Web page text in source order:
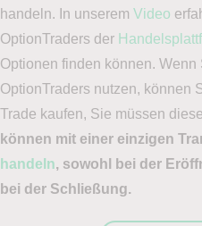
handeln. In unserem Video
OptionTraders der
Optionen finden können. Wenn
OptionTraders nutzen, können
Trade kaufen, Sie müssen
können mit einer einzigen
handeln, sowohl bei der
bei der Schließung.